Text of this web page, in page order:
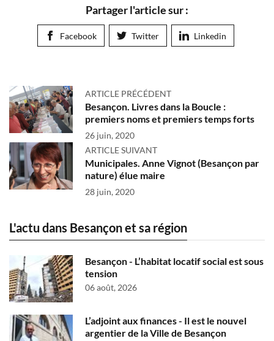
Partager l'article sur :
Facebook Twitter Linkedin
ARTICLE PRÉCÉDENT
Besançon. Livres dans la Boucle :
premiers noms et premiers temps forts
26 juin, 2020
ARTICLE SUIVANT
Municipales. Anne Vignot (Besançon par
nature) élue maire
28 juin, 2020
L'actu dans Besançon et sa région
Besançon - L’habitat locatif social est sous
tension
06 août, 2026
L’adjoint aux finances - Il est le nouvel
argentier de la Ville de Besançon